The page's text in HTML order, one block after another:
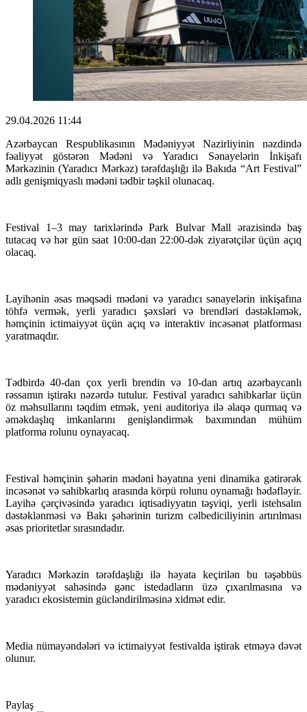
29.04.2026 11:44
Azərbaycan Respublikasının Mədəniyyət Nazirliyinin nəzdində
fəaliyyət göstərən Mədəni və Yaradıcı Sənayelərin İnkişafı
Mərkəzinin (Yaradıcı Mərkəz) tərəfdaşlığı ilə Bakıda “Art Festival”
adlı genişmiqyaslı mədəni tədbir təşkil olunacaq.
Festival 1–3 may tarixlərində Park Bulvar Mall ərazisində baş
tutacaq və hər gün saat 10:00-dan 22:00-dək ziyarətçilər üçün açıq
olacaq.
Layihənin əsas məqsədi mədəni və yaradıcı sənayelərin inkişafına
töhfə vermək, yerli yaradıcı şəxsləri və brendləri dəstəkləmək,
həmçinin ictimaiyyət üçün açıq və interaktiv incəsənət platforması
yaratmaqdır.
Tədbirdə 40-dan çox yerli brendin və 10-dan artıq azərbaycanlı
rəssamın iştirakı nəzərdə tutulur. Festival yaradıcı sahibkarlar üçün
öz məhsullarını təqdim etmək, yeni auditoriya ilə əlaqə qurmaq və
əməkdaşlıq imkanlarını genişləndirmək baxımından mühüm
platforma rolunu oynayacaq.
Festival həmçinin şəhərin mədəni həyatına yeni dinamika gətirərək
incəsənət və sahibkarlıq arasında körpü rolunu oynamağı hədəfləyir.
Layihə çərçivəsində yaradıcı iqtisadiyyatın təşviqi, yerli istehsalın
dəstəklənməsi və Bakı şəhərinin turizm cəlbediciliyinin artırılması
əsas prioritetlər sırasındadır.
Yaradıcı Mərkəzin tərəfdaşlığı ilə həyata keçirilən bu təşəbbüs
mədəniyyət sahəsində gənc istedadların üzə çıxarılmasına və
yaradıcı ekosistemin gücləndirilməsinə xidmət edir.
Media nümayəndələri və ictimaiyyət festivalda iştirak etməyə dəvət
olunur.
Paylaş